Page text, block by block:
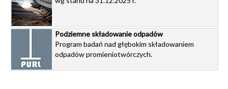
Podziemne składowanie odpadów
Program badań nad głębokim składowaniem
odpadów promieniotwórczych.